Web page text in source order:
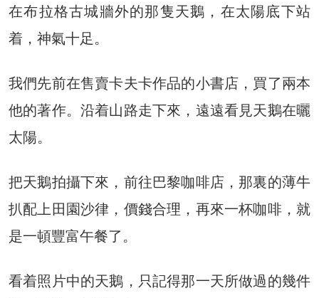
在布拉格古城牆外的那隻天鵝，在太陽底下站
着，神氣十足。
我們先前在售賣卡夫卡作品的小書店，買了兩本
他的著作。沿着山路走下來，遠遠看見天鵝在曬
太陽。
把天鵝拍攝下來，前往巴黎咖啡店，那裏的薄牛
扒配上田園沙律，價錢合理，再來一杯咖啡，就
是一頓豐富午餐了。
看着照片中的天鵝，只記得那一天所做過的幾件